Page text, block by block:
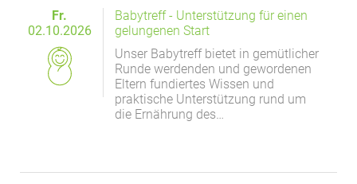
Fr.
02.10.2026
Babytreff - Unterstützung für einen
gelungenen Start
Unser Babytreff bietet in gemütlicher
Runde werdenden und gewordenen
Eltern fundiertes Wissen und
praktische Unterstützung rund um
die Ernährung des…